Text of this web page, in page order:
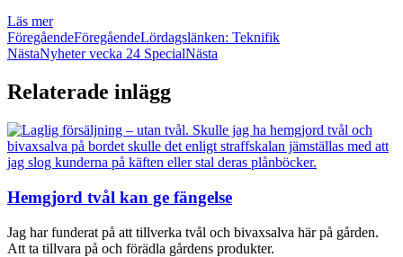
Läs mer
FöregåendeFöregåendeLördagslänken: Teknifik
NästaNyheter vecka 24 SpecialNästa
Relaterade inlägg
Hemgjord tvål kan ge fängelse
Jag har funderat på att tillverka tvål och bivaxsalva här på gården.
Att ta tillvara på och förädla gårdens produkter.